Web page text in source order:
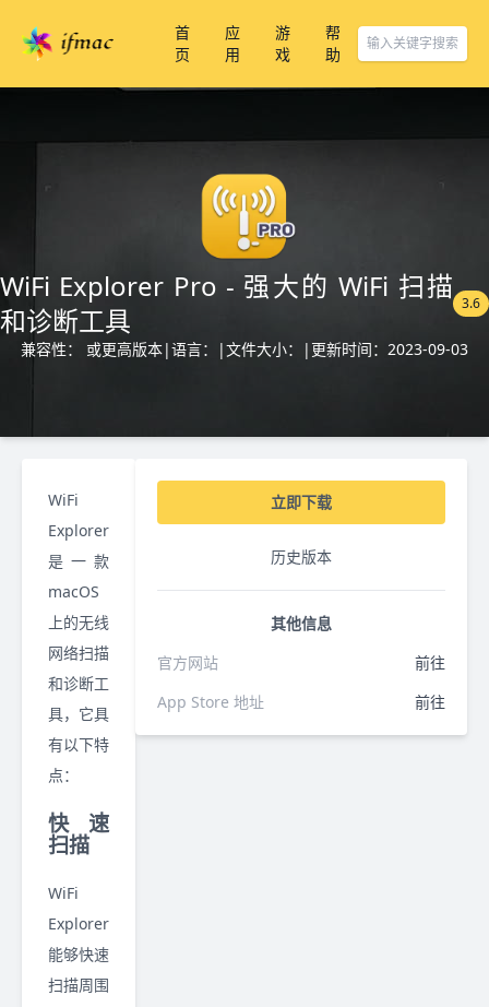
首
页
应
用
游
戏
帮
助
WiFi Explorer Pro - 强大的 WiFi 扫描
和诊断工具
3.6
兼容性： 或更高版本|语言： |文件大小： | 更新时间：2023-09-03
WiFi
Explorer
是一款
macOS
上的无线
网络扫描
和诊断工
具，它具
有以下特
点：
快速
扫描
WiFi
Explorer
能够快速
扫描周围
立即下载
历史版本
其他信息
官方网站
前往
App Store 地址
前往